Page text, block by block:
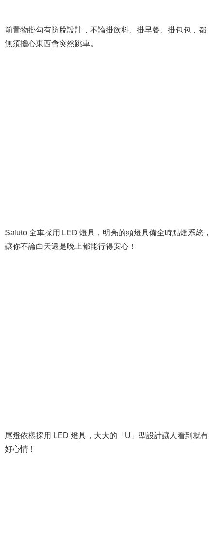
前置物掛勾有防脫設計，不論掛飲料、掛早餐、掛包包，都
無須擔心東西會突然跳車。
Saluto 全車採用 LED 燈具，明亮的頭燈具備全時點燈系統，
讓你不論白天還是晚上都能行得安心！
尾燈依樣採用 LED 燈具，大大的「U」型設計讓人看到就有
好心情！